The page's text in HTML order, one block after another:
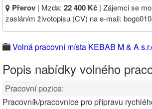
Přerov | Mzda: 22 400 Kč | Zájemci se
zasláním životopisu (CV) na e-mail:
Volná pracovní místa KEBAB M & A
Popis nabídky volného
Pracovní pozice:
Pracovník/pracovnice pro přípravu